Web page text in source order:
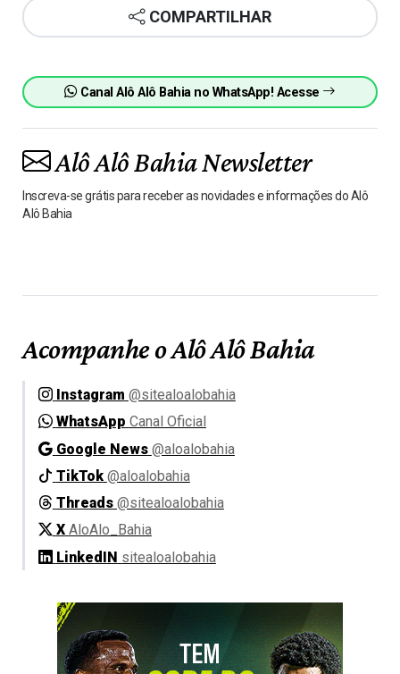
COMPARTILHAR
Canal Alô Alô Bahia no WhatsApp! Acesse
Alô Alô Bahia Newsletter
Inscreva-se grátis para receber as novidades e informações do Alô
Alô Bahia
Acompanhe o Alô Alô Bahia
Instagram @sitealoalobahia
WhatsApp Canal Oficial
Google News @aloalobahia
TikTok @aloalobahia
Threads @sitealoalobahia
X AloAlo_Bahia
LinkedIN sitealoalobahia